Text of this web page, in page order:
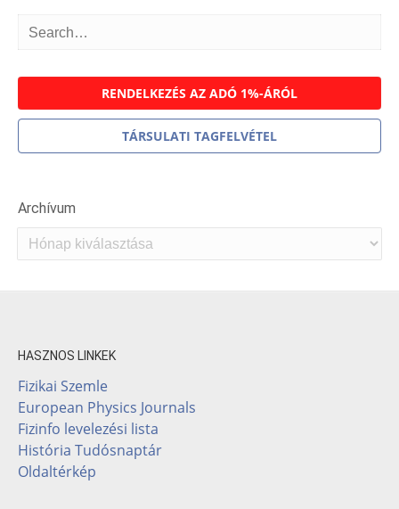
RENDELKEZÉS AZ ADÓ 1%-ÁRÓL
TÁRSULATI TAGFELVÉTEL
Archívum
Archívum
HASZNOS LINKEK
Fizikai Szemle
European Physics Journals
Fizinfo levelezési lista
História Tudósnaptár
Oldaltérkép